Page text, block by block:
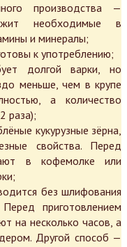
производства —
необходимые в
и минералы;
к употреблению;
долгой варки, но
меньше, чем в крупе
а количество
раза);
кукурузные зёрна,
свойства. Перед
в кофемолке или
без шлифования
приготовлением
на несколько часов, а
Другой способ —